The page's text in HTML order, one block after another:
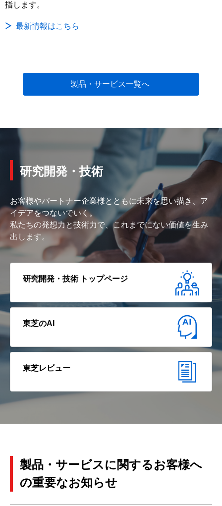
指します。
最新情報はこちら
製品・サービス一覧へ
研究開発・技術
お客様やパートナー企業様とともに未来を思い描き、ア
イデアをつないでいく。
私たちの発想力と技術力で、これまでにない価値を生み
出します。
研究開発・技術 トップページ
東芝のAI
東芝レビュー
製品・サービスに関するお客様へ
の重要なお知らせ